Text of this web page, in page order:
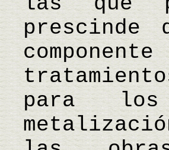
prescinde
para